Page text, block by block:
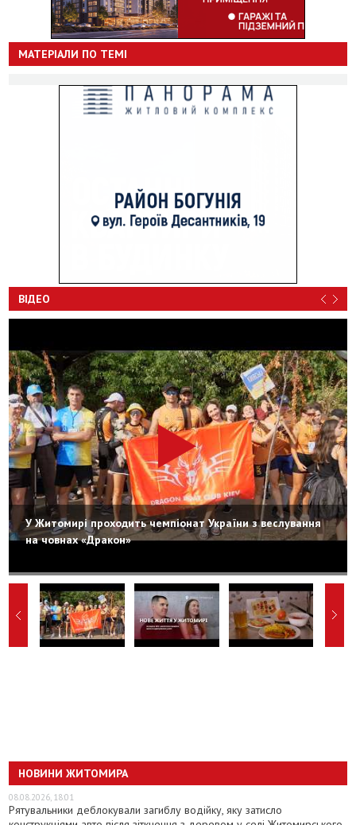
МАТЕРІАЛИ ПО ТЕМІ
ВІДЕО
У Житомирі проходить чемпіонат України з веслування
на човнах «Дракон»
НОВИНИ ЖИТОМИРА
08.08.2026, 18:01
Рятувальники деблокували загиблу водійку, яку затисло